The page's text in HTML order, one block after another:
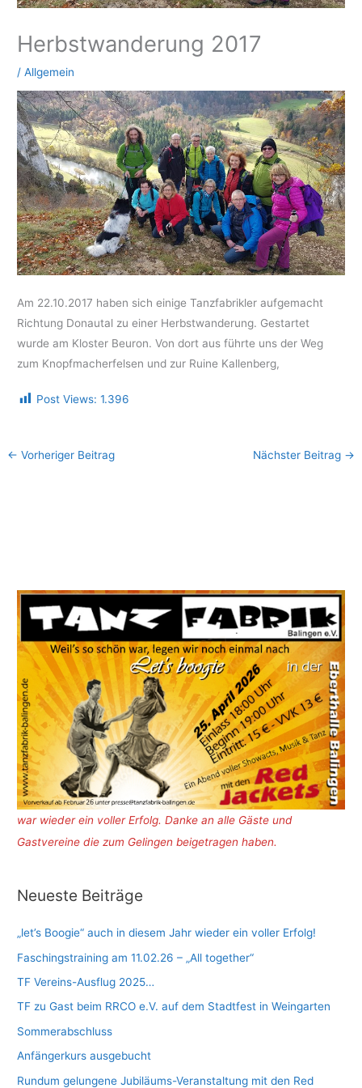
Herbstwanderung 2017
/Allgemein
Am 22.10.2017 haben sich einige Tanzfabrikler aufgemacht
Richtung Donautal zu einer Herbstwanderung. Gestartet
wurde am Kloster Beuron. Von dort aus führte uns der Weg
zum Knopfmacherfelsen und zur Ruine Kallenberg,
Post Views: 1.396
← Vorheriger Beitrag Nächster Beitrag →
war wieder ein voller Erfolg. Danke an alle Gäste und
Gastvereine die zum Gelingen beigetragen haben.
Neueste Beiträge
„let’s Boogie“ auch in diesem Jahr wieder ein voller Erfolg!
Faschingstraining am 11.02.26 – „All together“
TF Vereins-Ausflug 2025…
TF zu Gast beim RRCO e.V. auf dem Stadtfest in Weingarten
Sommerabschluss
Anfängerkurs ausgebucht
Rundum gelungene Jubiläums-Veranstaltung mit den Red